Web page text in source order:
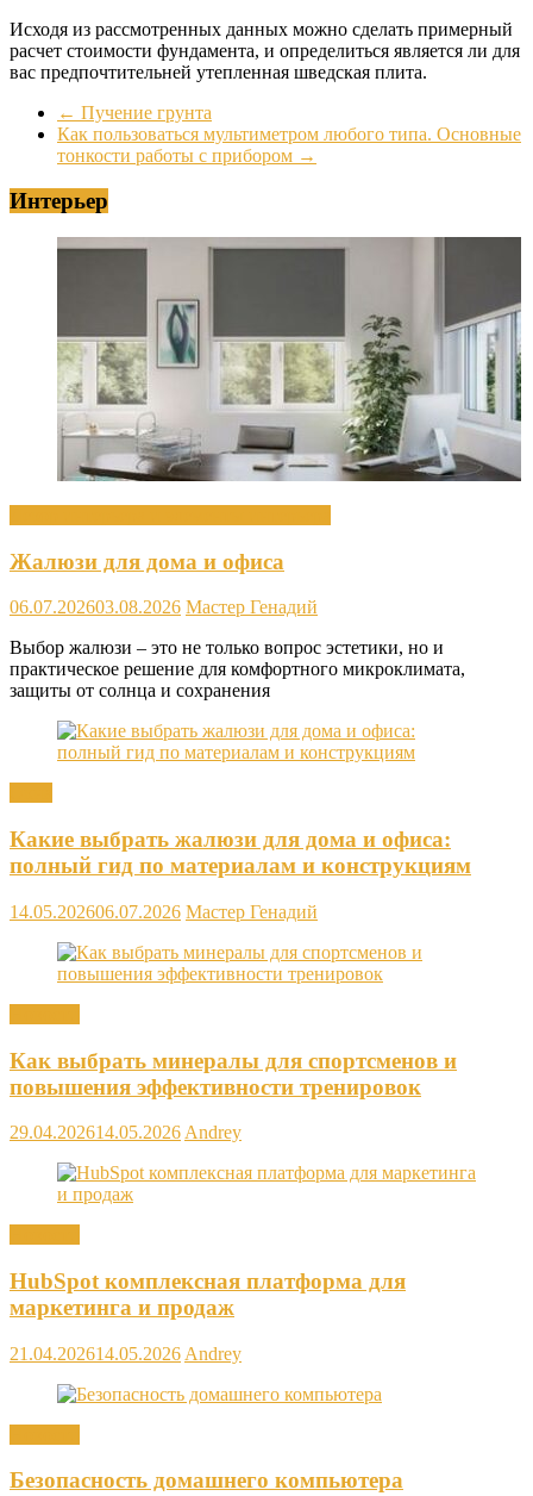
Исходя из рассмотренных данных можно сделать примерный
расчет стоимости фундамента, и определиться является ли для
вас предпочтительней утепленная шведская плита.
← Пучение грунта
Как пользоваться мультиметром любого типа. Основные
тонкости работы с прибором →
Интерьер
Жалюзи для дома и офиса
06.07.202603.08.2026 Мастер Генадий
Выбор жалюзи – это не только вопрос эстетики, но и
практическое решение для комфортного микроклимата,
защиты от солнца и сохранения
Какие выбрать жалюзи для дома и офиса:
полный гид по материалам и конструкциям
14.05.202606.07.2026 Мастер Генадий
Как выбрать минералы для спортсменов и
повышения эффективности тренировок
29.04.202614.05.2026 Andrey
HubSpot комплексная платформа для
маркетинга и продаж
21.04.202614.05.2026 Andrey
Безопасность домашнего компьютера